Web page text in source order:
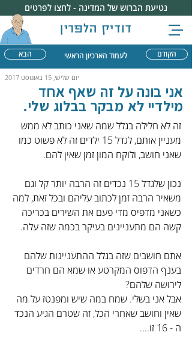
דודיק הלפרין
נטיעת הברוש של המדינה - לחצו לפרטים
הבא הקודם לעמוד הארכיון הראשי
יום שלישי, 15 באוגוסט 2017
אני בונה על זה שאף אחד
מילדיי לא מבקר בבלוג שלי.
זה לא חלילה בגלל שמה שאני כותב לא ממש
מעניין אותם, לגדל 15 ילדים זה לא פשוט כמו
שאני חושב, ולוקח המון זמן שאין להם.
נכון שלגדל 15 נכדים זה הרבה יותר קל וגם
משאיר הרבה זמן לכתוב עליהם ובכל זאת, למה
כשאני מדפיס מדי פעם את השירים בכריכה
קשה הם מתעניינים בעיקר בכמה שזה עלה.
אתם חושבים שזה בגלל ההתעניינות שלהם
בענף הדפוס המקרטע או שמא הם חרדים
לירושה שלהם?
אבל אני בשלי. שמח במה שיש ומפנטז על מה
שאין וחושב שאחרי הכל, זה שטרם הגיע הנכד
ה - 16 זו....